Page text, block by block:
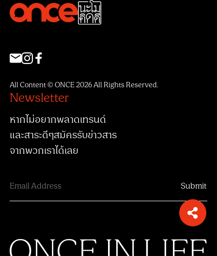
All Content © ONCE 2026 All Rights Reserved.
Newsletter
หากไม่อยากพลาดเทรนด์
และสาระดีๆสมัครรับข่าวสาร
จากพวกเราได้เลย